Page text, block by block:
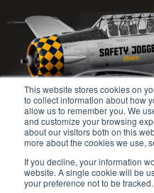
This website stores cookies on
to collect information about how
allow us to remember you. We
and customize your browsing
about our visitors both on this
more about the cookies we use,
If you decline, your information
website. A single cookie will be
your preference not to be tracked.
© 2020-2024 Safety
Site map